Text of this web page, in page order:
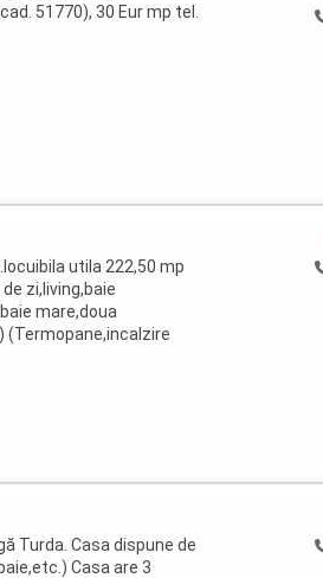
51770), 30 Eur mp tel.
utila 222,50 mp
zi,living,baie
mare,doua
(Termopane,incalzire
Turda. Casa dispune de
Casa are 3